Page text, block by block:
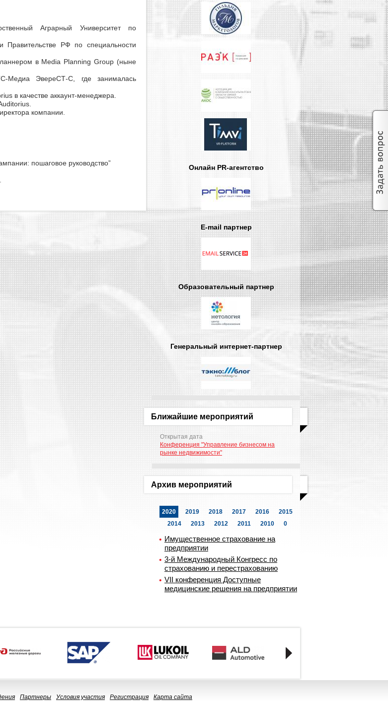
Аграрный Университет по
Правительстве РФ по специальности
в Media Planning Group (ныне
ЭвереСТ-С, где занималась
в качестве аккаунт-менеджера.
компании.
пошаговое руководство”
Онлайн PR-агентство
E-mail партнер
Образовательный партнер
Генеральный интернет-партнер
Ближайшие мероприятий
Открытая дата
Конференция "Управление бизнесом на
рынке недвижимости"
Архив мероприятий
2020 2019 2018 2017 2016
2015
2014
2013 2012 2011 2010 0
Имущественное страхование на
предприятии
3-й Международный Конгресс по
страхованию и перестрахованию
VII конференция Доступные
медицинские решения на предприятии
Партнеры Условия участия Регистрация Карта сайта